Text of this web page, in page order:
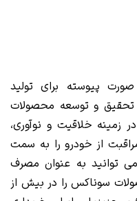
پیوسته برای تولید
و توسعه محصولات
زمینه خلاقیت و نوآوری،
از خودرو را به سمت
توانید به عنوان مصرف
سوناکس را در بیش از